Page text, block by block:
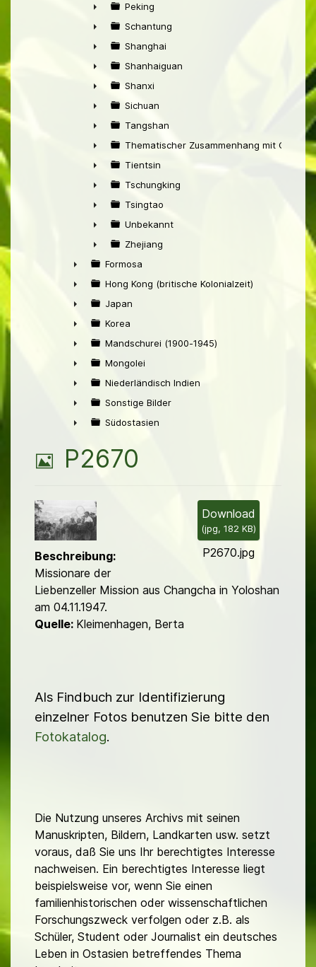
►
►
Peking
►
Schantung
►
Shanghai
►
Shanhaiguan
►
Shanxi
►
Sichuan
►
Tangshan
►
Thematischer Zusammenhang mit China
►
Tientsin
►
Tschungking
►
Tsingtao
►
Unbekannt
►
Zhejiang
►
Formosa
►
Hong Kong (britische Kolonialzeit)
►
Japan
►
Korea
►
Mandschurei (1900-1945)
►
Mongolei
►
Niederländisch Indien
►
Sonstige Bilder
Südostasien
B
l
d
P2670
Download
(jpg, 182 KB)
P2670.jpg
Beschreibung:
Missionare der
Liebenzeller Mission aus Changcha in Yoloshan
am 04.11.1947.
Quelle: Kleimenhagen, Berta
Als Findbuch zur Identifizierung
einzelner Fotos benutzen Sie bitte den
Fotokatalog.
Die Nutzung unseres Archivs mit seinen
Manuskripten, Bildern, Landkarten usw. setzt
voraus, daß Sie uns Ihr berechtigtes Interesse
nachweisen. Ein berechtigtes Interesse liegt
beispielsweise vor, wenn Sie einen
familienhistorischen oder wissenschaftlichen
Forschungszweck verfolgen oder z.B. als
Schüler, Student oder Journalist ein deutsches
Leben in Ostasien betreffendes Thema